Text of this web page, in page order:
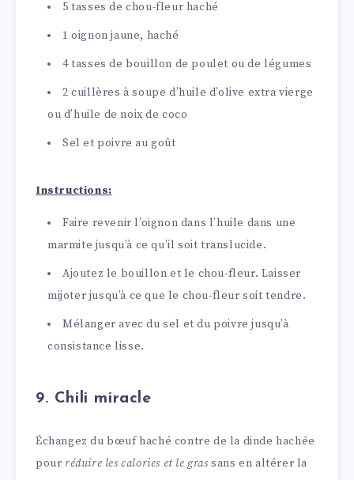
5 tasses de chou-fleur haché
1 oignon jaune, haché
4 tasses de bouillon de poulet ou de légumes
2 cuillères à soupe d’huile d’olive extra vierge
ou d’huile de noix de coco
Sel et poivre au goût
Instructions:
Faire revenir l’oignon dans l’huile dans une
marmite jusqu’à ce qu’il soit translucide.
Ajoutez le bouillon et le chou-fleur. Laisser
mijoter jusqu’à ce que le chou-fleur soit tendre.
Mélanger avec du sel et du poivre jusqu’à
consistance lisse.
9. Chili miracle
Échangez du bœuf haché contre de la dinde hachée
pour réduire les calories et le gras sans en altérer la